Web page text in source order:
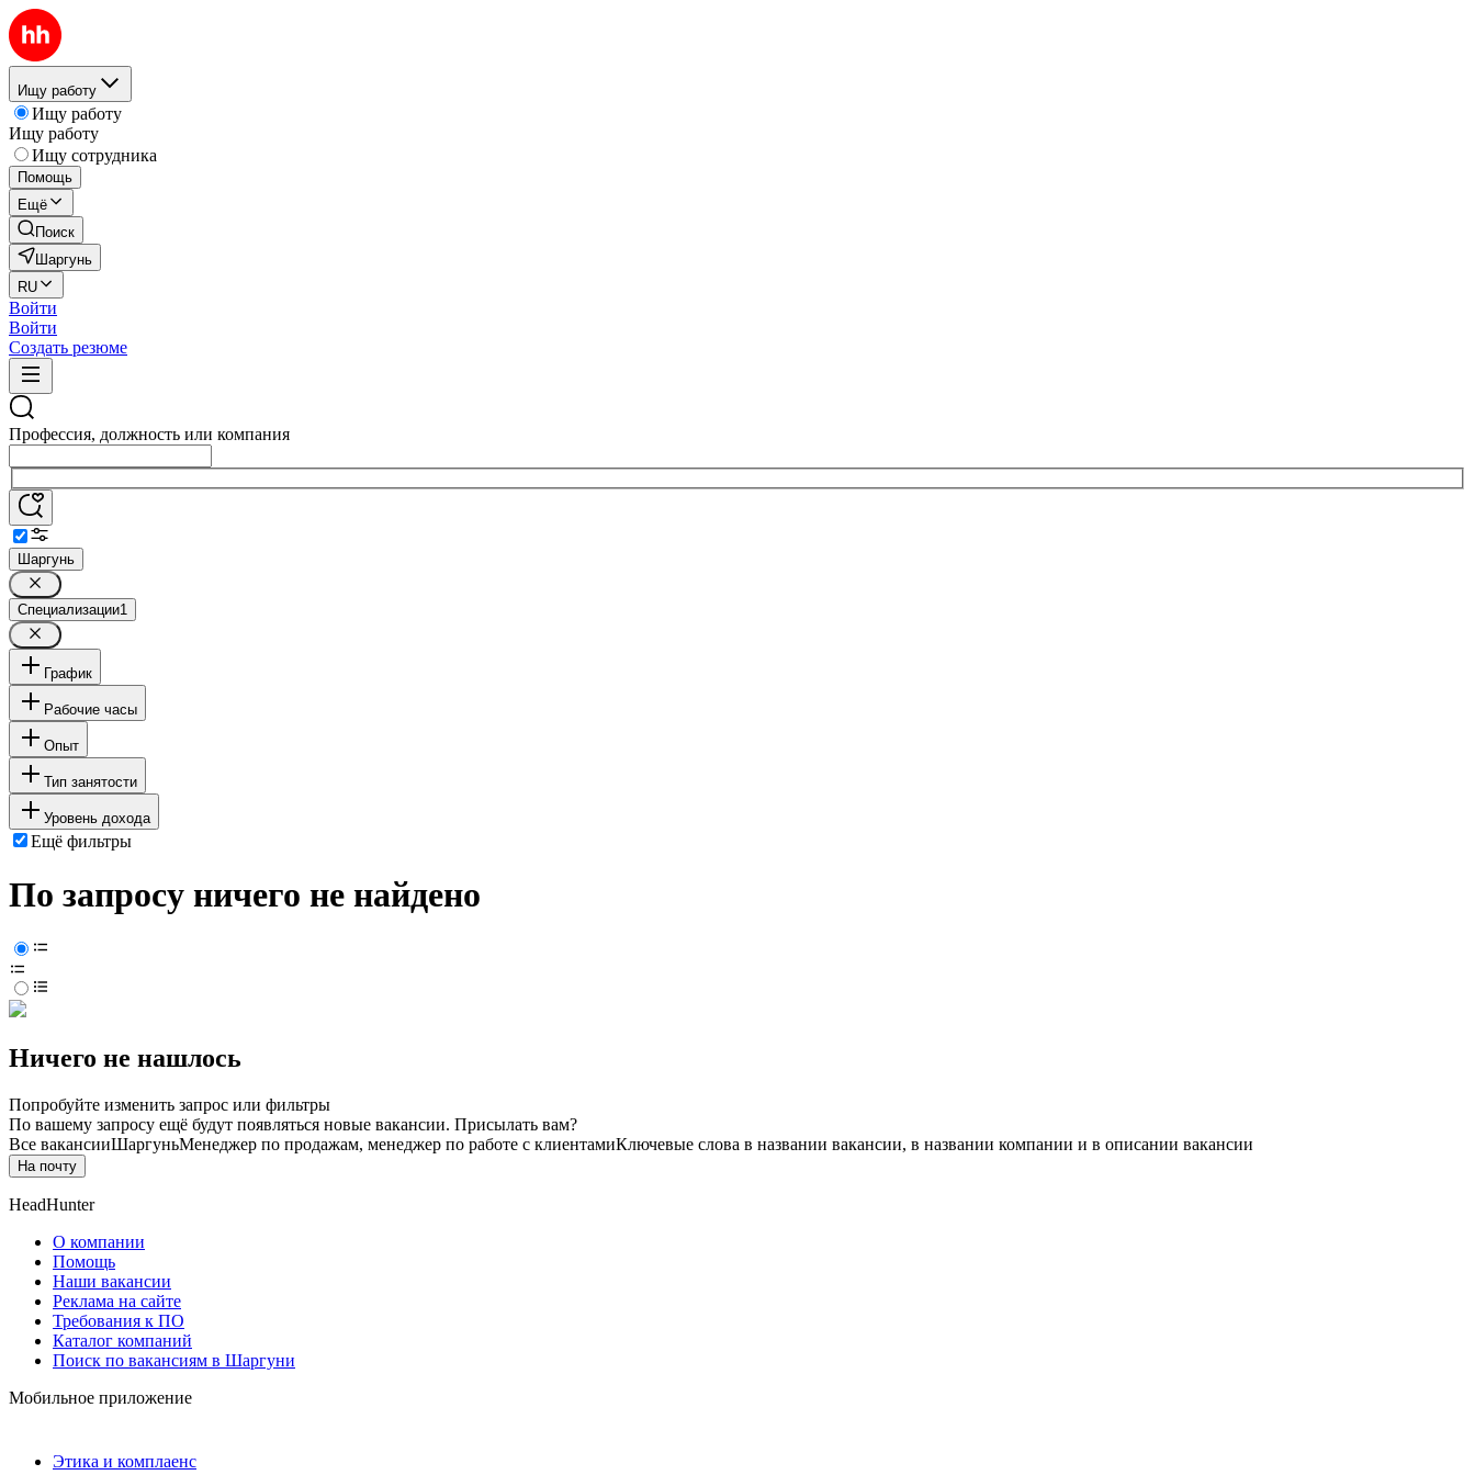
Ищу работу
Ищу работу
Ищу работу
Ищу сотрудника
Помощь
Ещё
Поиск
Шаргунь
RU
Войти
Войти
Создать резюме
Профессия, должность или компания
Шаргунь
Специализации1
График
Рабочие часы
Опыт
Тип занятости
Уровень дохода
Ещё фильтры
По запросу ничего не найдено
Ничего не нашлось
Попробуйте изменить запрос или фильтры
По вашему запросу ещё будут появляться новые вакансии. Присылать вам?
Все вакансииШаргуньМенеджер по продажам, менеджер по работе с клиентамиКлючевые слова в названии вакансии, в названии компании и в описании вакансии
На почту
HeadHunter
О компании
Помощь
Наши вакансии
Реклама на сайте
Требования к ПО
Каталог компаний
Поиск по вакансиям в Шаргуни
Мобильное приложение
Этика и комплаенс